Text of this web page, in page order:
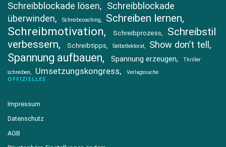
Schreibblockade lösen
Schreibblockade
überwinden
Schreibcoaching Schreiben lernen
Schreibmotivation Schreibprozess
Schreibstil
verbessern
Schreibtipps Selbstlektorat Show don’t tell
Spannung aufbauen Spannung erzeugen
Thriller
schreiben
Umsetzungskongress Verlagssuche
OFFIZIELLES
Impressum
Datenschutz
AGB